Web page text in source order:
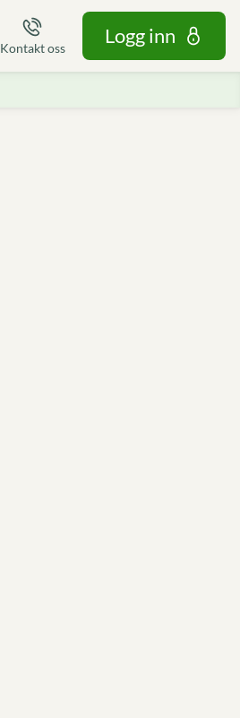
Kontakt oss
Logg inn